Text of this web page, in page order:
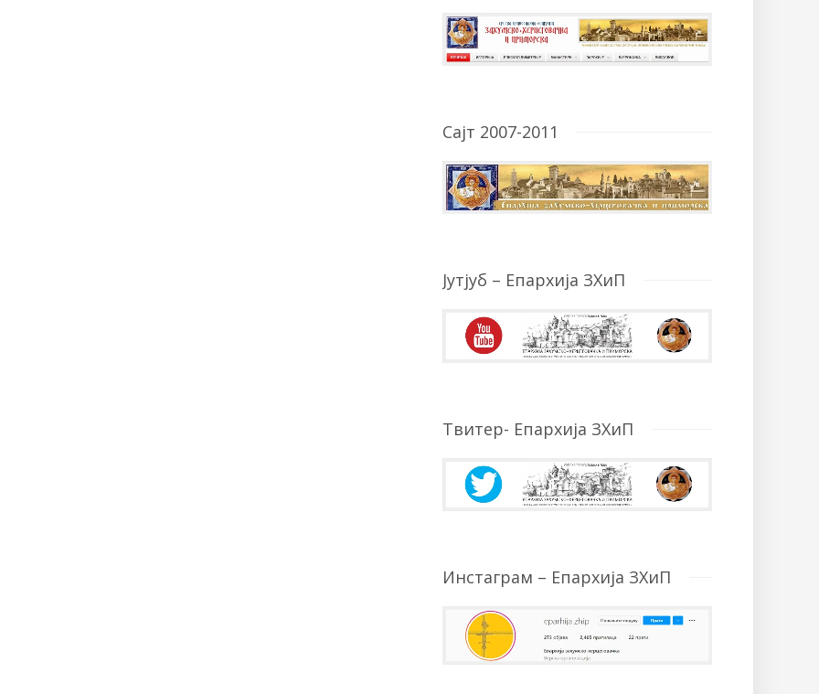
Сајт 2007-2011
Јутјуб – Епархија ЗХиП
Твитер- Епархија ЗХиП
Инстаграм – Епархија ЗХиП